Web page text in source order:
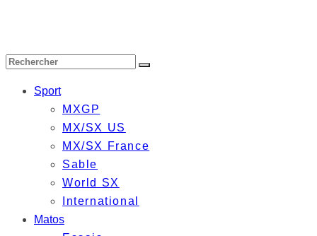
Sport
MXGP
MX/SX US
MX/SX France
Sable
World SX
International
Matos